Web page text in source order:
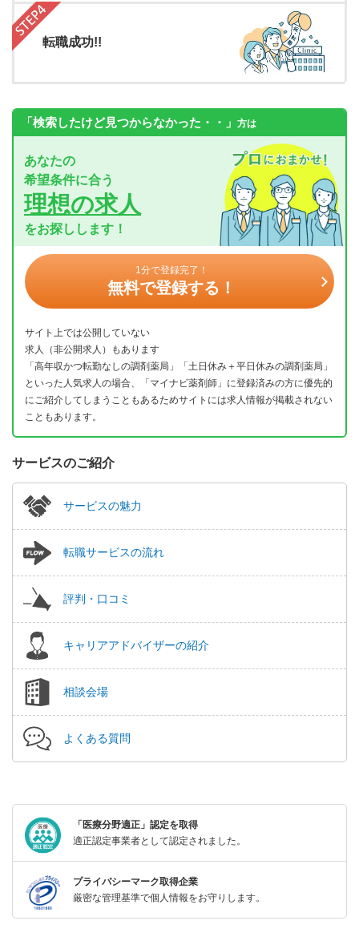
転職成功!!
「検索したけど見つからなかった・・」 方は
あなたの
希望条件に合う
理想の求人
をお探しします！
1分で登録完了！
無料で登録する！
サイト上では公開していない
求人（非公開求人）もあります
「高年収かつ転勤なしの調剤薬局」「土日休み＋平日休みの調剤薬局」
といった人気求人の場合、「マイナビ薬剤師」に登録済みの方に優先的
にご紹介してしまうこともあるためサイトには求人情報が掲載されない
こともあります。
サービスのご紹介
サービスの魅力
転職サービスの流れ
評判・口コミ
キャリアアドバイザーの紹介
相談会場
よくある質問
「医療分野適正」認定を取得
適正認定事業者として認定されました。
プライバシーマーク取得企業
厳密な管理基準で個人情報をお守りします。